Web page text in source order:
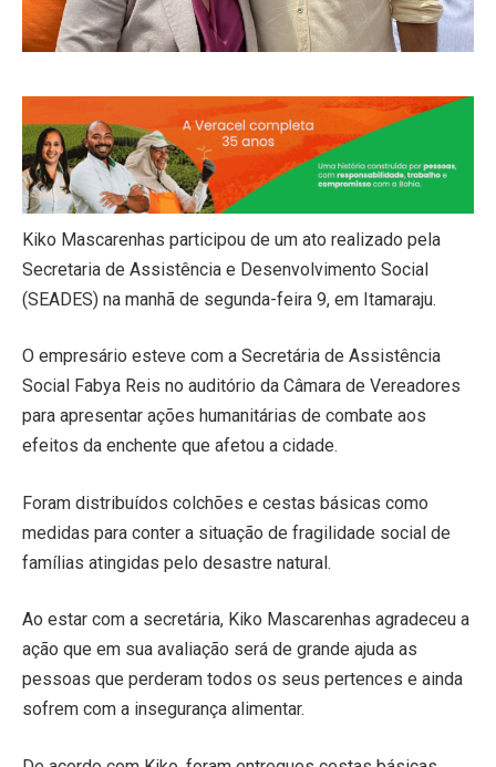
Kiko Mascarenhas participou de um ato realizado pela
Secretaria de Assistência e Desenvolvimento Social
(SEADES) na manhã de segunda-feira 9, em Itamaraju.
O empresário esteve com a Secretária de Assistência
Social Fabya Reis no auditório da Câmara de Vereadores
para apresentar ações humanitárias de combate aos
efeitos da enchente que afetou a cidade.
Foram distribuídos colchões e cestas básicas como
medidas para conter a situação de fragilidade social de
famílias atingidas pelo desastre natural.
Ao estar com a secretária, Kiko Mascarenhas agradeceu a
ação que em sua avaliação será de grande ajuda as
pessoas que perderam todos os seus pertences e ainda
sofrem com a insegurança alimentar.